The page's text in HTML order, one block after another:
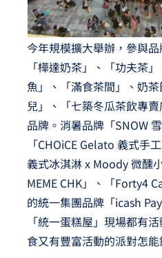
今年規模擴大舉辦，參與
「樺達奶茶」、「功夫茶
魚」、「滿食茶間」、奶
兒」、「七築冬瓜茶飲專
品牌。消暑品牌「SNOW
「CHOiCE Gelato 義式手
義式冰淇淋 x Moody 微醺
MEME CHK」、「Forty4
的統一集團品牌「icash
「統一蛋糕屋」現場都有
食又有豐富活動的派對怎能